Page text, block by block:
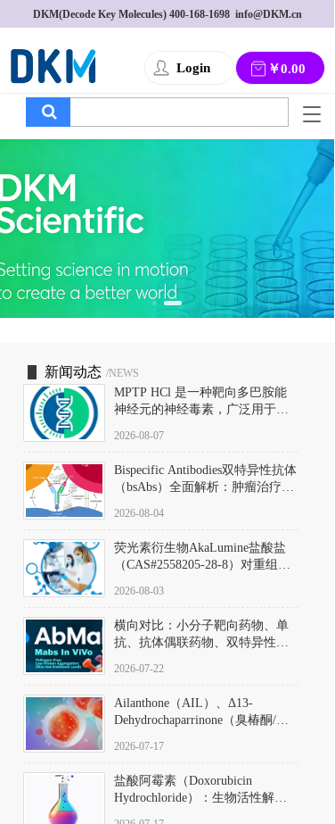
DKM(Decode Key Molecules) 400-168-1698
  info@DKM.cn
Login ￥0.00
T
g
g
l
a
v
i
g
a
新闻动态 /NEWS
MPTP HCl 是一种靶向多巴胺能
神经元的神经毒素，广泛用于构
以盐酸盐形式存在，可触发线粒
体介导的神经元凋亡。其经典应
用即为选择性损毁中脑黑质致密
部多巴胺能神经元，从而可靠模
拟帕金森病的核心病理与行为表
2026-08-07
Bispecific Antibodies双特异性抗体
（bsAbs）全面解析：肿瘤治疗的
2026-08-04
荧光素衍生物AkaLumine盐酸盐
（CAS#2558205-28-8）对重组萤
数（Km）为2.06 μM；其近红外
发光特性赋予优异的组织穿透能
力，大幅增强成像信噪比，从而
实现活体动物模型中极低给药剂
量下的高灵敏度、非侵入式生物
2026-08-03
横向对比：小分子靶向药物、单
抗、抗体偶联药物、双特异性抗
及应用瓶颈
2026-07-22
Ailanthone（AIL）、Δ13-
Dehydrochaparrinone（臭椿酮/臭
DKM货号 D806885
2026-07-17
盐酸阿霉素（Doxorubicin
Hydrochloride）：生物活性解